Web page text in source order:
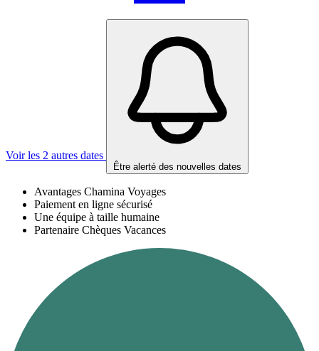
Voir les 2 autres dates
Être alerté des nouvelles dates
Avantages Chamina Voyages
Paiement en ligne sécurisé
Une équipe à taille humaine
Partenaire Chèques Vacances